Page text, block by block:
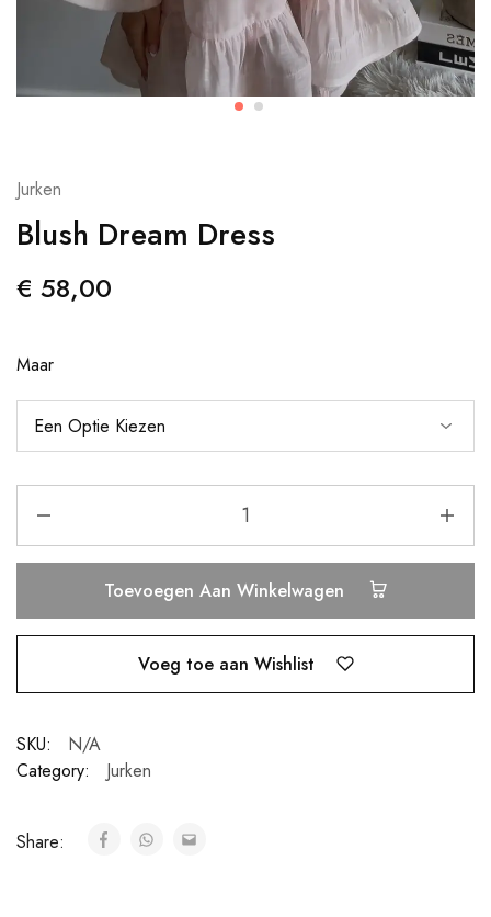
Jurken
Blush Dream Dress
€ 58,00
Maar
Toevoegen Aan Winkelwagen
Voeg toe aan Wishlist
SKU:
N/A
Category:
Jurken
Share: